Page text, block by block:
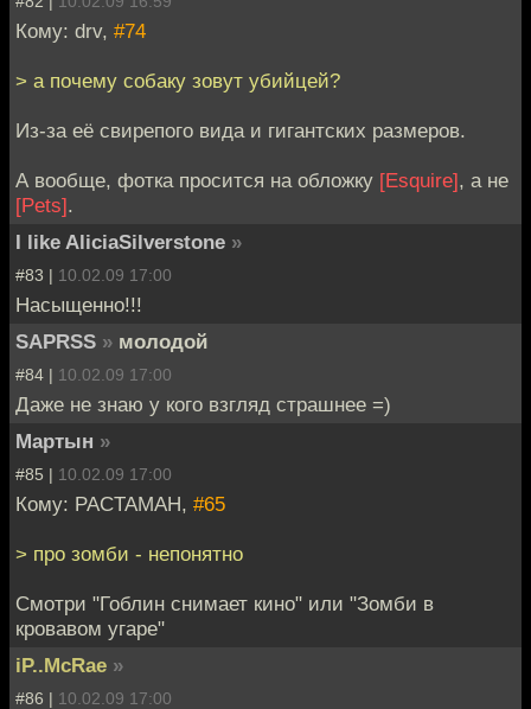
Кому: drv, #74
> а почему собаку зовут убийцей?
Из-за её свирепого вида и гигантских размеров.
А вообще, фотка просится на обложку [Esquire], а не
[Pets].
I like AliciaSilverstone »
#83 | 10.02.09 17:00
Насыщенно!!!
SAPRSS » молодой
#84 | 10.02.09 17:00
Даже не знаю у кого взгляд страшнее =)
Мартын »
#85 | 10.02.09 17:00
Кому: PACTAMAH, #65
> про зомби - непонятно
Смотри "Гоблин снимает кино" или "Зомби в
кровавом угаре"
iP..McRae »
#86 | 10.02.09 17:00